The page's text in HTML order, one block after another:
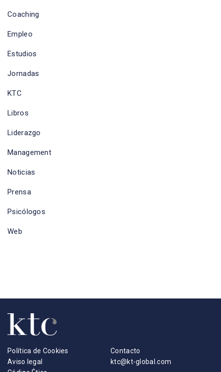
Coaching
Empleo
Estudios
Jornadas
KTC
Libros
Liderazgo
Management
Noticias
Prensa
Psicólogos
Web
Política de Cookies
Aviso legal
Contacto
ktc@kt-global.com